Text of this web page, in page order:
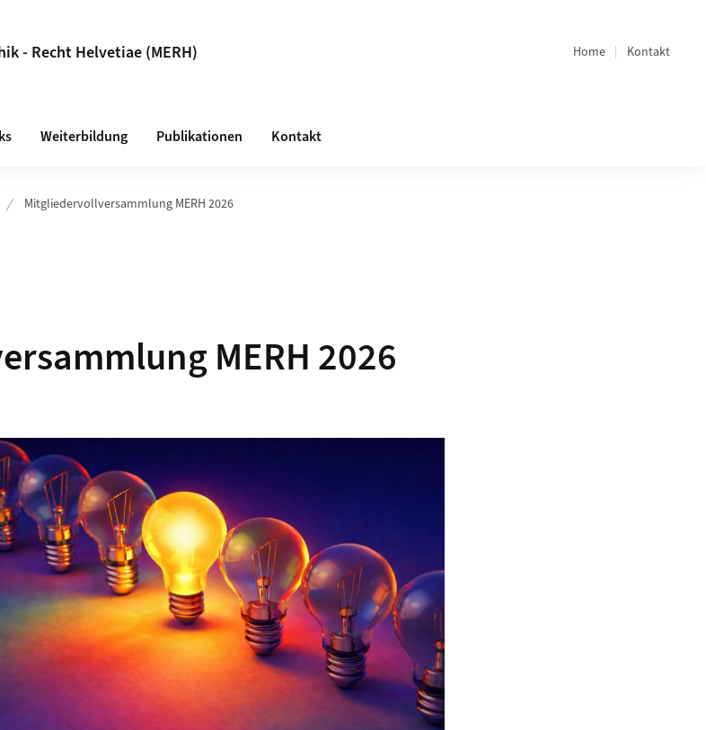
- Recht Helvetiae (MERH)
Quicklinks
Home Kontakt
Weiterbildung Publikationen Kontakt
Mitgliedervollversammlung MERH 2026
MERH 2026